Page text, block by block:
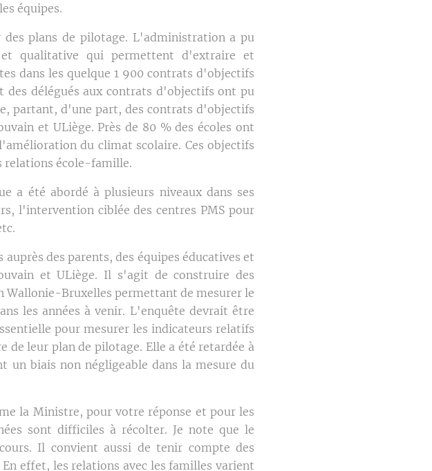
équipes.
plans de pilotage. L'administration a pu
qualitative qui permettent d'extraire et
dans les quelque 1 900 contrats d'objectifs
des délégués aux contrats d'objectifs ont pu
partant, d'une part, des contrats d'objectifs
et ULiège. Près de 80 % des écoles ont
du climat scolaire. Ces objectifs
relations école-famille.
a été abordé à plusieurs niveaux dans ses
l'intervention ciblée des centres PMS pour
des parents, des équipes éducatives et
et ULiège. Il s'agit de construire des
Bruxelles permettant de mesurer le
les années à venir. L'enquête devrait être
pour mesurer les indicateurs relatifs
de leur plan de pilotage. Elle a été retardée à
un biais non négligeable dans la mesure du
la Ministre, pour votre réponse et pour les
sont difficiles à récolter. Je note que le
Il convient aussi de tenir compte des
effet, les relations avec les familles varient